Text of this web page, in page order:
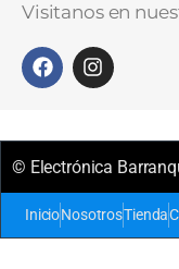
Visitanos en
© Electrónica
InicioNosotrosTienda